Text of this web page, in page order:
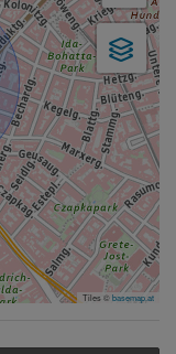
Tiles ©basemap.at